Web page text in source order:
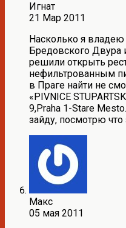
Игнат
21 Мар 2011
Насколько я
Бредовского Двура
решили открыть
нефильтрованным
в Праге найти не
«PIVNICE
9,Praha 1-Stare
зайду, посмотрю что
Макс
05 мая 2011